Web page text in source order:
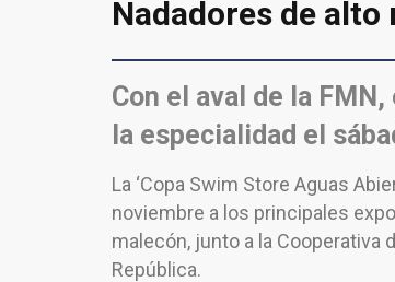
Nadadores de alto
Con el aval de la
la especialidad el
La ‘Copa Swim Store Aguas
noviembre a los principales
malecón, junto a la Cooperativa
República.